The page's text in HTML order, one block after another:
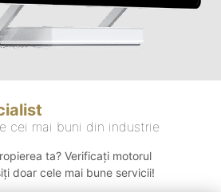
cei mai buni din industrie
ta? Verificați motorul
doar cele mai bune servicii!